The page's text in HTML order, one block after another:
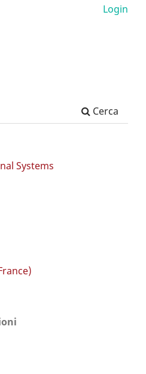
Cerca
Login
Systems